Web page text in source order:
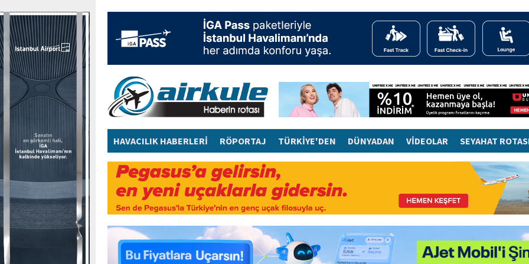
HAVACILIK HABERLERİ RÖPORTAJ TÜRKİYE'DEN DÜNYADAN VİDEOLAR SEYAHAT